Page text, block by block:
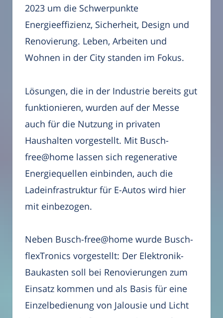
2023 um die Schwerpunkte
Energieeffizienz, Sicherheit, Design und
Renovierung. Leben, Arbeiten und
Wohnen in der City standen im Fokus.
Lösungen, die in der Industrie bereits gut
funktionieren, wurden auf der Messe
auch für die Nutzung in privaten
Haushalten vorgestellt. Mit Busch-
free@home lassen sich regenerative
Energiequellen einbinden, auch die
Ladeinfrastruktur für E-Autos wird hier
mit einbezogen.
Neben Busch-free@home wurde Busch-
flexTronics vorgestellt: Der Elektronik-
Baukasten soll bei Renovierungen zum
Einsatz kommen und als Basis für eine
Einzelbedienung von Jalousie und Licht